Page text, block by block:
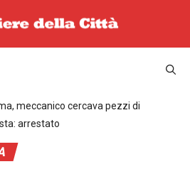
meccanico cercava pezzi di
arrestato